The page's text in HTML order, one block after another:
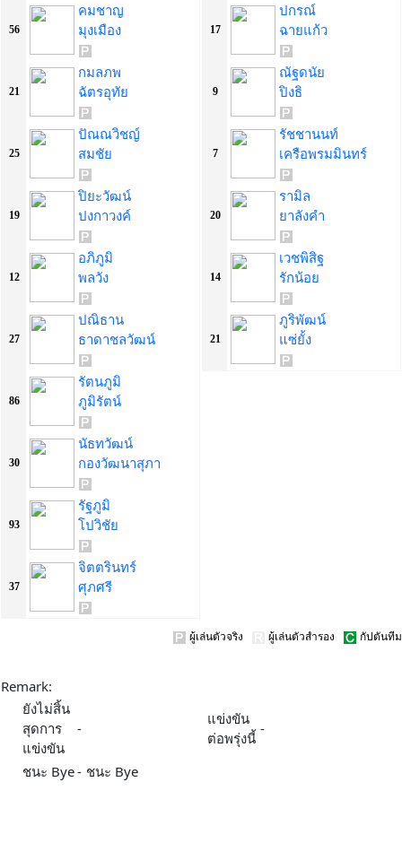
56
คมชาญ
มุงเมือง
21
กมลภพ
ฉัตรอุทัย
25
ปัณณวิชญ์
สมชัย
19
ปิยะวัฒน์
ปงกาวงค์
12
อภิภูมิ
พลวัง
27
ปณิธาน
ธาดาชลวัฒน์
86
รัตนภูมิ
ภูมิรัตน์
30
นัธทวัฒน์
กองวัฒนาสุภา
93
รัฐภูมิ
โปวิชัย
37
จิตตรินทร์
ศุภศรี
17
ปกรณ์
ฉายแก้ว
9
ณัฐดนัย
ปิงธิ
7
รัชชานนท์
เครือพรมมินทร์
20
รามิล
ยาลังคำ
14
เวชพิสิฐ
รักน้อย
21
ภูริพัฒน์
แซ่ยั้ง
ผู้เล่นตัวจริง ผู้เล่นตัวสำรอง กัปตันทีม
Remark:
ยังไม่สิ้น
สุดการ
แข่งขัน
-
แข่งขัน
ต่อพรุ่งนี้
-
ชนะ Bye- ชนะ Bye